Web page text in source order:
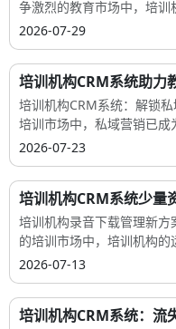
争激烈的教育市场中，培训
2026-07-29
培训机构CRM系统助力
培训机构CRM系统：解锁
培训市场中，私域营销已成
2026-07-23
培训机构CRM系统少量
培训机构录音下载管理新
的培训市场中，培训机构
2026-07-13
培训机构CRM系统：流